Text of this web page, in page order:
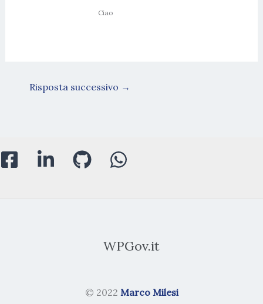
Ciao
Risposta successivo →
WPGov.it
© 2022 Marco Milesi